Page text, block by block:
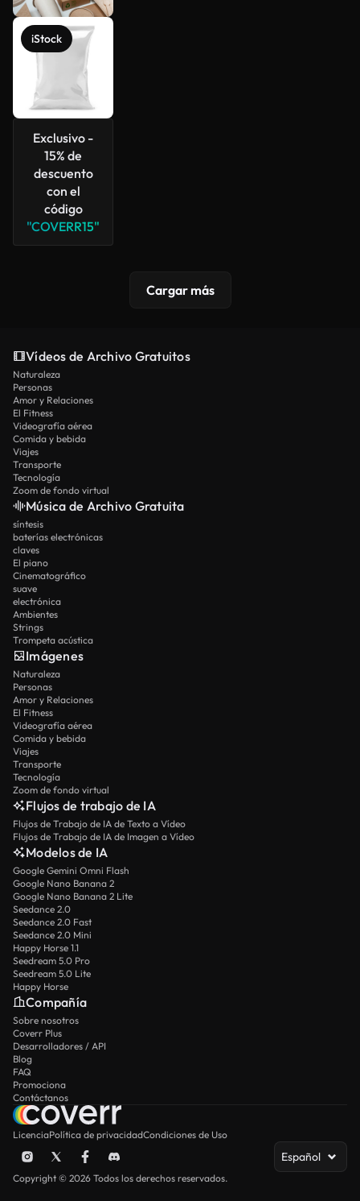
iStock
Exclusivo -
15% de
descuento
con el
código
"COVERR15"
Cargar más
Vídeos de Archivo Gratuitos
Naturaleza
Personas
Amor y Relaciones
El Fitness
Videografía aérea
Comida y bebida
Viajes
Transporte
Tecnología
Zoom de fondo virtual
Música de Archivo Gratuita
síntesis
baterías electrónicas
claves
El piano
Cinematográfico
suave
electrónica
Ambientes
Strings
Trompeta acústica
Imágenes
Naturaleza
Personas
Amor y Relaciones
El Fitness
Videografía aérea
Comida y bebida
Viajes
Transporte
Tecnología
Zoom de fondo virtual
Flujos de trabajo de IA
Flujos de Trabajo de IA de Texto a Vídeo
Flujos de Trabajo de IA de Imagen a Vídeo
Modelos de IA
Google Gemini Omni Flash
Google Nano Banana 2
Google Nano Banana 2 Lite
Seedance 2.0
Seedance 2.0 Fast
Seedance 2.0 Mini
Happy Horse 1.1
Seedream 5.0 Pro
Seedream 5.0 Lite
Happy Horse
Compañía
Sobre nosotros
Coverr Plus
Desarrolladores / API
Blog
FAQ
Promociona
Contáctanos
LicenciaPolítica de privacidadCondiciones de Uso
Español
Copyright © 2026 Todos los derechos reservados.